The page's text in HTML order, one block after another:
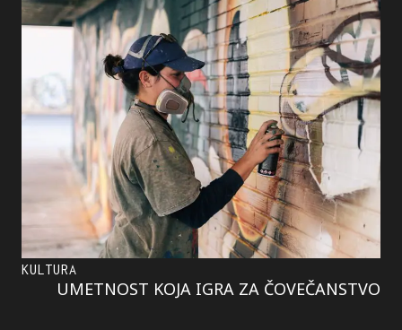
KULTURA
UMETNOST KOJA IGRA ZA ČOVEČANSTVO